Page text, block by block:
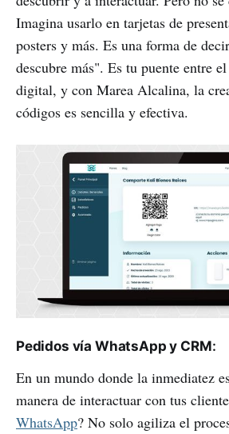
Imagina usarlo en tarjetas de
posters y más. Es una forma de
descubre más". Es tu puente entre
digital, y con Marea Alcalina, la
códigos es sencilla y efectiva.
Pedidos vía WhatsApp y CRM:
En un mundo donde la inmediatez
manera de interactuar con tus
WhatsApp? No solo agiliza el